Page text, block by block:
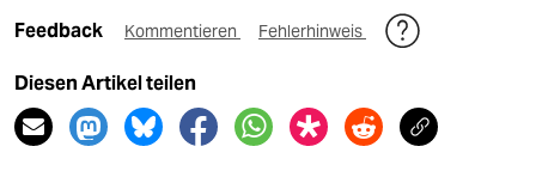
Feedback Kommentieren Fehlerhinweis
Diesen Artikel teilen